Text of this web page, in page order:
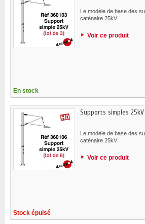
Le modèle de base des
caténaire 25kV
Voir ce produit
En stock
Supports simples
Le modèle de base des
caténaire 25kV
Voir ce produit
Stock épuisé